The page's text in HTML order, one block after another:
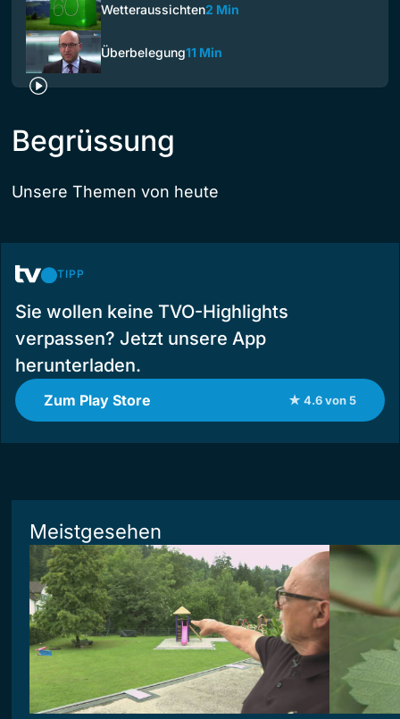
Wetteraussichten2 Min
Überbelegung11 Min
Begrüssung
Unsere Themen von heute
TIPP
Sie wollen keine TVO-Highlights
verpassen? Jetzt unsere App
herunterladen.
Zum Play Store ★ 4.6 von 5
Meistgesehen